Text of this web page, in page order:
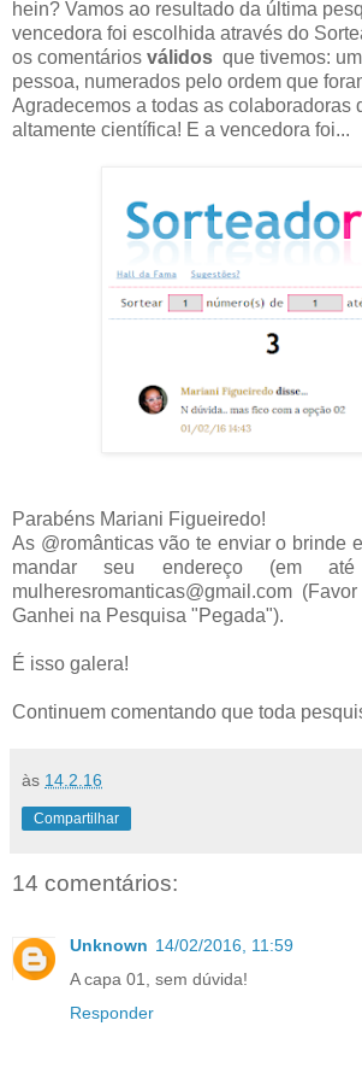
hein? Vamos ao resultado da última
vencedora foi escolhida através do
os comentários válidos que tivemos:
pessoa, numerados pelo ordem que
Agradecemos a todas as colaboradoras
altamente científica! E a vencedora foi...
Parabéns Mariani Figueiredo!
As @românticas vão te enviar o brinde
mandar seu endereço (em
mulheresromanticas@gmail.com
Ganhei na Pesquisa "Pegada").
É isso galera!
Continuem comentando que toda
às 14.2.16
Compartilhar
14 comentários:
Unknown 14/02/2016, 11:59
A capa 01, sem dúvida!
Responder